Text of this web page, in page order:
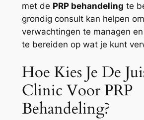
met de PRP behandeling te
grondig consult kan helpen
verwachtingen te managen
te bereiden op wat je kunt
Hoe Kies Je De
Clinic Voor PRP
Behandeling?